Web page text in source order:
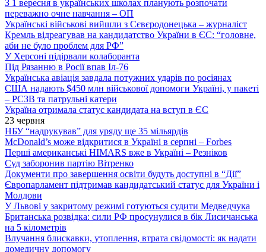
З 1 вересня в українських школах планують розпочати
переважно очне навчання – ОП
Українські військові вийшли з Сєвєродонецька – журналіст
Кремль відреагував на кандидатство України в ЄС: “головне,
аби не було проблем для РФ”
У Херсоні підірвали колаборанта
Під Рязанню в Росії впав Іл-76
Українська авіація завдала потужних ударів по росіянах
США надають $450 млн військової допомоги Україні, у пакеті
– РСЗВ та патрульні катери
Україна отримала статус кандидата на вступ в ЄС
23 червня
НБУ “надрукував” для уряду ще 35 мільярдів
McDonald’s може відкритися в Україні в серпні – Forbes
Перші американські HIMARS вже в Україні – Резніков
Суд заборонив партію Вітренко
Документи про завершення освіти будуть доступні в “Дії”
Європарламент підтримав кандидатський статус для України і
Молдови
У Львові у закритому режимі готуються судити Медведчука
Британська розвідка: сили РФ просунулися в бік Лисичанська
на 5 кілометрів
Влучання блискавки, утоплення, втрата свідомості: як надати
домедичну допомогу